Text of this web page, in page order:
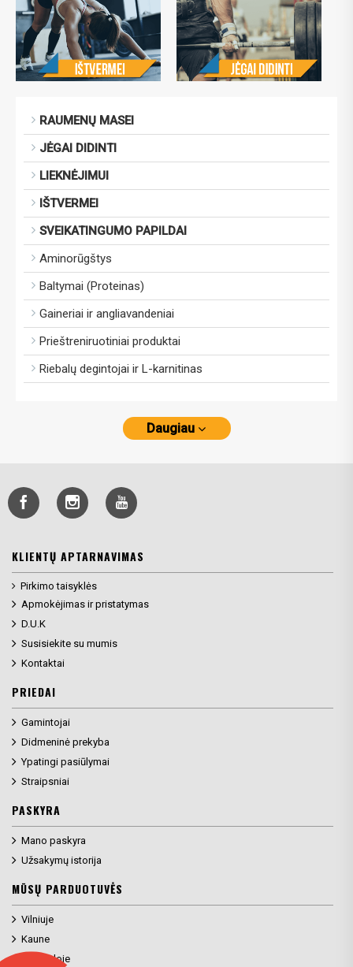
RAUMENŲ MASEI
JĖGAI DIDINTI
LIEKNĖJIMUI
IŠTVERMEI
SVEIKATINGUMO PAPILDAI
Aminorūgštys
Baltymai (Proteinas)
Gaineriai ir angliavandeniai
Prieštreniruotiniai produktai
Riebalų degintojai ir L-karnitinas
Daugiau
KLIENTŲ APTARNAVIMAS
Pirkimo taisyklės
Apmokėjimas ir pristatymas
D.U.K
Susisiekite su mumis
Kontaktai
PRIEDAI
Gamintojai
Didmeninė prekyba
Ypatingi pasiūlymai
Straipsniai
PASKYRA
Mano paskyra
Užsakymų istorija
MŪSŲ PARDUOTUVĖS
Vilniuje
Kaune
Klaipėdoje